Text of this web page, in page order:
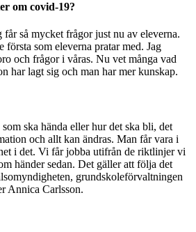
om covid-19?
får så mycket frågor just nu av eleverna.
första som eleverna pratar med. Jag
och frågor i våras. Nu vet många vad
har lagt sig och man har mer kunskap.
ska hända eller hur det ska bli, det
och allt kan ändras. Man får vara i
i det. Vi får jobba utifrån de riktlinjer vi
händer sedan. Det gäller att följa det
grundskoleförvaltningen
Annica Carlsson.